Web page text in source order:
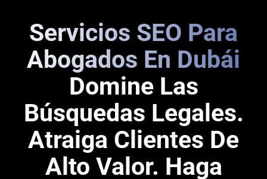
Servicios SEO Para
Abogados En Dubái
Domine Las
Búsquedas Legales.
Atraiga Clientes De
Alto Valor. Haga